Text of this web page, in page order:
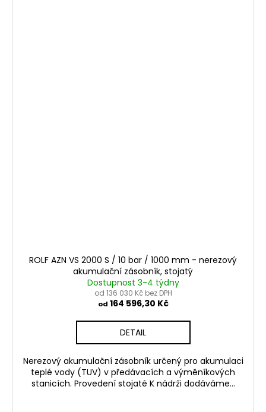
ROLF AZN VS 2000 S / 10 bar / 1000 mm - nerezový
akumulační zásobník, stojatý
Dostupnost 3-4 týdny
od 136 030 Kč bez DPH
od 164 596,30 Kč
DETAIL
Nerezový akumulační zásobník určený pro akumulaci
teplé vody (TUV) v předávacích a výměníkových
stanicích. Provedení stojaté K nádrži dodáváme...